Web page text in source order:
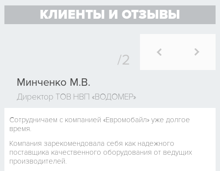
КЛИЕНТЫ И ОТЗЫВЫ
Минченко М.В.
Директор ТОВ НВП «ВОДОМЕР»
Сотрудничаем с компанией «Евромобайл» уже долгое
время.
Компания зарекомендовала себя как надежного
поставщика качественного оборудования от ведущих
производителей.